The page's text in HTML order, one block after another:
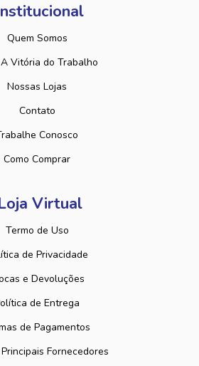
Quem Somos
Vitória do Trabalho
Nossas Lojas
Contato
Conosco
Como Comprar
Virtual
Termo de Uso
de Privacidade
e Devoluções
de Entrega
de Pagamentos
Fornecedores